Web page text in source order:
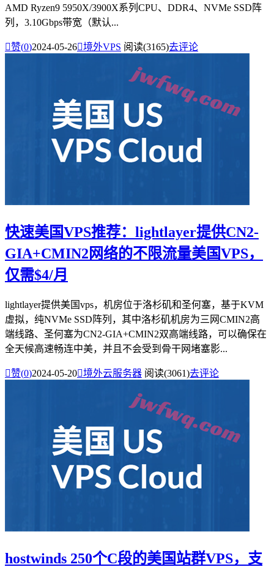
AMD Ryzen9 5950X/3900X系列CPU、DDR4、NVMe SSD阵
列，3.10Gbps带宽（默认...
赞(0)2024-05-26境外VPS 阅读(3165)去评论
快速美国VPS推荐：lightlayer提供CN2-
GIA+CMIN2网络的不限流量美国VPS，
仅需$4/月
lightlayer提供美国vps，机房位于洛杉矶和圣何塞，基于KVM
虚拟，纯NVMe SSD阵列，其中洛杉矶机房为三网CMIN2高
端线路、圣何塞为CN2-GIA+CMIN2双高端线路，可以确保在
全天候高速畅连中美，并且不会受到骨干网堵塞影...
赞(0)2024-05-20境外云服务器 阅读(3061)去评论
hostwinds 250个C段的美国站群VPS，支